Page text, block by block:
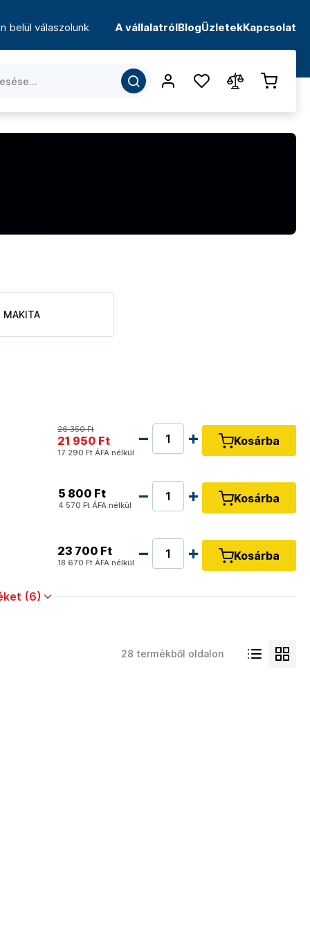
belül válaszolunk A vállalatrólBlogÜzletekKapcsolat
MAKITA
26 350 Ft
21 950 Ft
17 290 Ft ÁFA nélkül
Kosárba
5 800 Ft
4 570 Ft ÁFA nélkül Kosárba
23 700 Ft
18 670 Ft ÁFA nélkül Kosárba
(6)
28 termékből oldalon